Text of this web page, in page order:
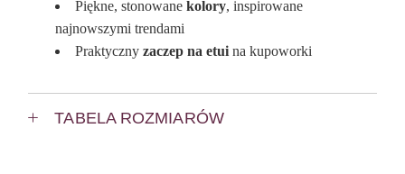
Piękne, stonowane kolory, inspirowane
najnowszymi trendami
Praktycznyzaczep na etui na kupoworki
TABELA ROZMIARÓW